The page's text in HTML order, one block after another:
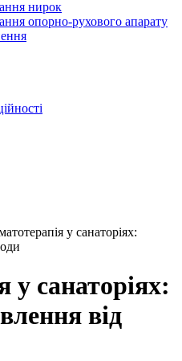
нирок
опорно-рухового апарату
у санаторіях:
у санаторіях:
від